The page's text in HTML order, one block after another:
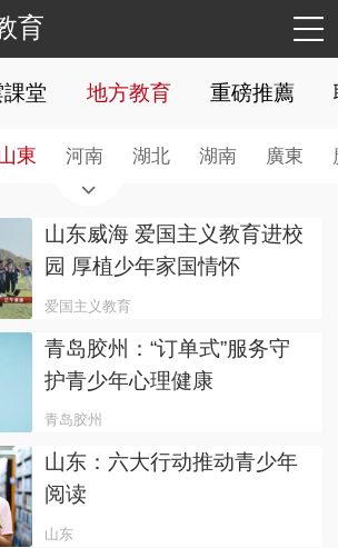
育
課堂 地方教育 重磅推薦
東 河南 湖北 湖南 廣東
山东威海 爱国主义教育进校
园 厚植少年家国情怀
爱国主义教育
青岛胶州：“订单式”服务守
护青少年心理健康
青岛胶州
山东：六大行动推动青少年
阅读
山东